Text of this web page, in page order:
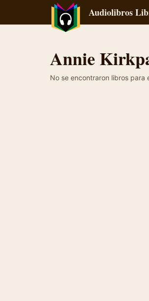
Audiolibros
Annie
No se encontraron libros para